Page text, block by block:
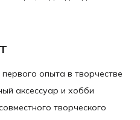
опыта в творчестве
аксессуар и хобби
творческого